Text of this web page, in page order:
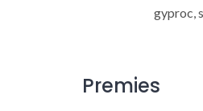
gyproc,
Premies